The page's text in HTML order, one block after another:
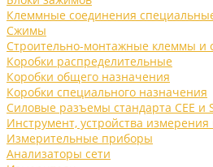
Клеммные соединения
Сжимы
Строительно-монтажные клеммы и
Коробки распределительные
Коробки общего назначения
Коробки специального назначения
Силовые разъемы стандарта CEE и
Инструмент, устройства
Измерительные приборы
Анализаторы сети